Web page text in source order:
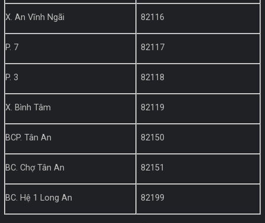
X. An Vĩnh Ngãi 82116
P. 7 82117
P. 3 82118
X. Bình Tâm 82119
BCP. Tân An 82150
BC. Chợ Tân An 82151
BC. Hệ 1 Long An 82199